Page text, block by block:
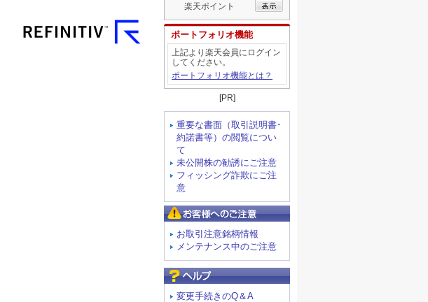
楽天ポイント
ポートフォリオ機能
上記より楽天会員にログイン
してください。
ポートフォリオ機能とは？
[PR]
重要な書面（取引説明書･
約諾書等）の閲覧につい
て
未公開株の勧誘にご注意
フィッシング詐欺にご注
意
お取引注意銘柄情報
メンテナンス中のご注意
変更手続きのQ＆A